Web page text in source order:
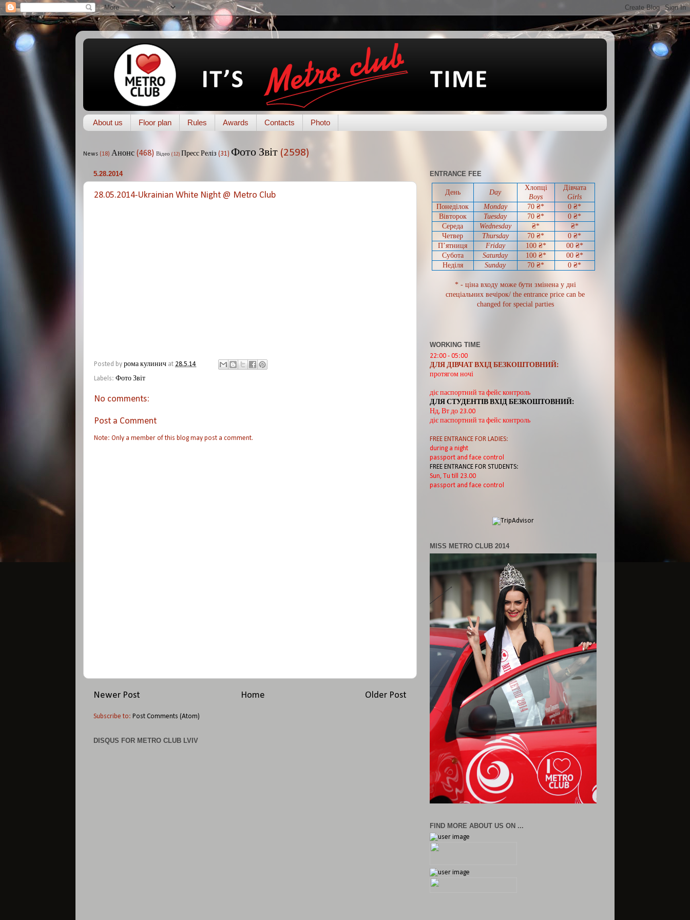
About us Floor plan Rules Awards Contacts Photo
News (18) Анонс (468) Відео (12) Пресс Реліз (31) Фото Звіт (2598)
5.28.2014
28.05.2014-Ukrainian White Night @ Metro Club
Posted by рома кулинич at 28.5.14
Labels: Фото Звіт
No comments:
Post a Comment
Note: Only a member of this blog may post a comment.
Newer Post Older Post
Home
Subscribe to: Post Comments (Atom)
DISQUS FOR METRO CLUB LVIV
ENTRANCE FEE
День Day
Хлопці
Boys
Дівчата
Girls
Понеділок
Monday 70 ₴* 0 ₴*
Вівторок
Tuesday 70 ₴* 0 ₴*
Середа
Wednesday ₴*
₴*
Четвер
Thursday 70 ₴* 0 ₴*
П’ятниця
Friday 100 ₴* 00₴*
Субота
Saturday 100 ₴* 00₴*
Неділя
Sunday 70 ₴* 0 ₴*
* - ціна входу може бути змінена у дні
спеціальних вечірок/ the entrance price can be
changed for special parties
WORKING TIME
22:00 - 05:00
ДЛЯ ДІВЧАТ ВХІД БЕЗКОШТОВНИЙ:
протягом ночі
діє паспортний та фейс контроль
ДЛЯ СТУДЕНТІВ ВХІД БЕЗКОШТОВНИЙ:
Нд, Вт до 23.00
діє паспортний та фейс контроль
FREE ENTRANCE FOR LADIES:
during a night
passport and face control
FREE ENTRANCE FOR STUDENTS:
Sun, Tu till 23.00
passport and face control
MISS METRO CLUB 2014
FIND MORE ABOUT US ON ...